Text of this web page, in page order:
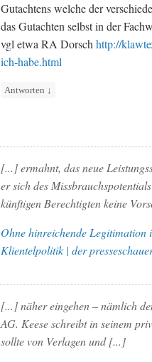
Gutachtens welche der
das Gutachten selbst in der
vgl etwa RA Dorschhttp://
ich-habe.html
Antworten ↓
[...] ermahnt, das neue
er sich des
künftigen Berechtigten keine
Ohne hinreichende Legitimation
Klientelpolitik | der
[...] näher eingehen – nämlich
AG. Keese schreibt in seinem
sollte von Verlagen und [...]